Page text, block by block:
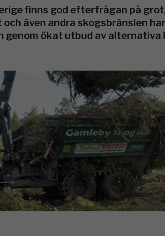
finns god efterfrågan på
även andra skogsbränslen
genom ökat utbud av alternativa